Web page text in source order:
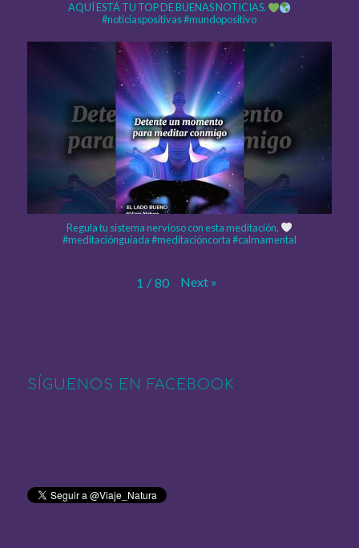
AQUÍ ESTÁ TU TOP DE BUENAS NOTICIAS.
#noticiaspositivas #mundopositivo
Regula tu sistema nervioso con esta meditación.
#meditaciónguiada #meditacióncorta #calmamental
1 / 80 Next »
SÍGUENOS EN FACEBOOK